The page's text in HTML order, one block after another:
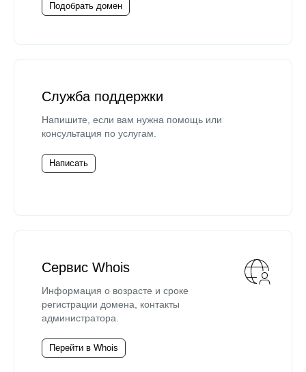
Подобрать домен
Служба поддержки
Напишите, если вам нужна помощь или
консультация по услугам.
Написать
Сервис Whois
Информация о возрасте и сроке
регистрации домена, контакты
администратора.
Перейти в Whois